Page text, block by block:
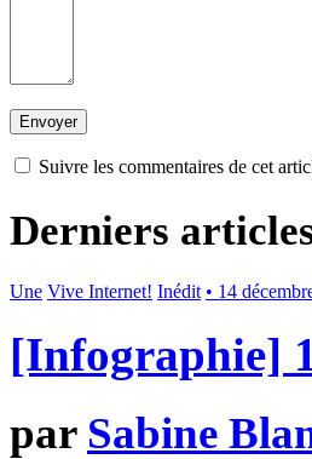
Suivre les commentaires de cet
Derniers
Une Vive Internet! Inédit • 14
[Infographie]
par Sabine